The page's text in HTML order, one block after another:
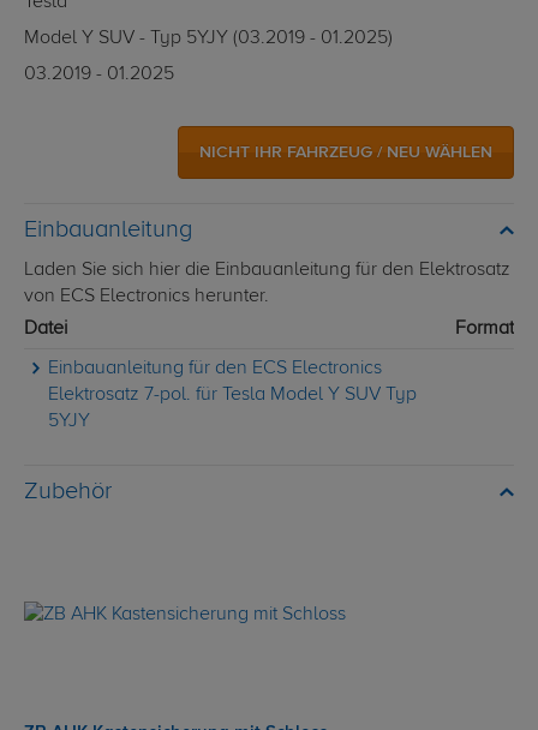
Model Y SUV - Typ 5YJY (03.2019 - 01.2025)
03.2019 - 01.2025
NICHT IHR FAHRZEUG / NEU WÄHLEN
Einbauanleitung
Laden Sie sich hier die Einbauanleitung für den Elektrosatz
von ECS Electronics herunter.
Datei
Format
Einbauanleitung für den ECS Electronics
Elektrosatz 7-pol. für Tesla Model Y SUV Typ
5YJY
Zubehör